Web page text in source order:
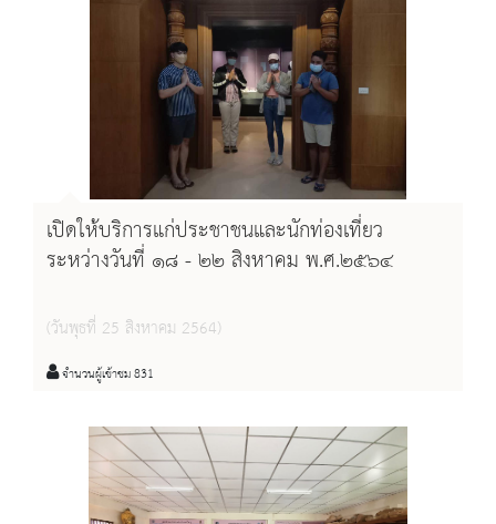
เปิดให้บริการแก่ประชาชนและนักท่องเที่ยว
ระหว่างวันที่ ๑๘ - ๒๒ สิงหาคม พ.ศ.๒๕๖๔
(วันพุธที่ 25 สิงหาคม 2564)
จำนวนผู้เข้าชม 831